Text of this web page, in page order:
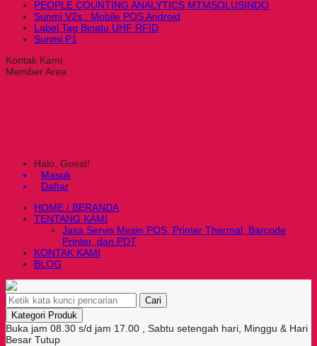
PEOPLE COUNTING ANALYTICS MTMSOLUSINDO
Sunmi V2s : Mobile POS Android
Label Tag Binatu UHF RFID
Sunmi P1
Kontak Kami
Member Area
Halo, Guest!
Masuk
Daftar
HOME / BERANDA
TENTANG KAMI
Jasa Servis Mesin POS, Printer Thermal, Barcode
Printer, dan PDT
KONTAK KAMI
BLOG
Cari
Kategori Produk
Buka jam 08.30 s/d jam 17.00 , Sabtu setengah hari, Minggu & Hari
Besar Tutup